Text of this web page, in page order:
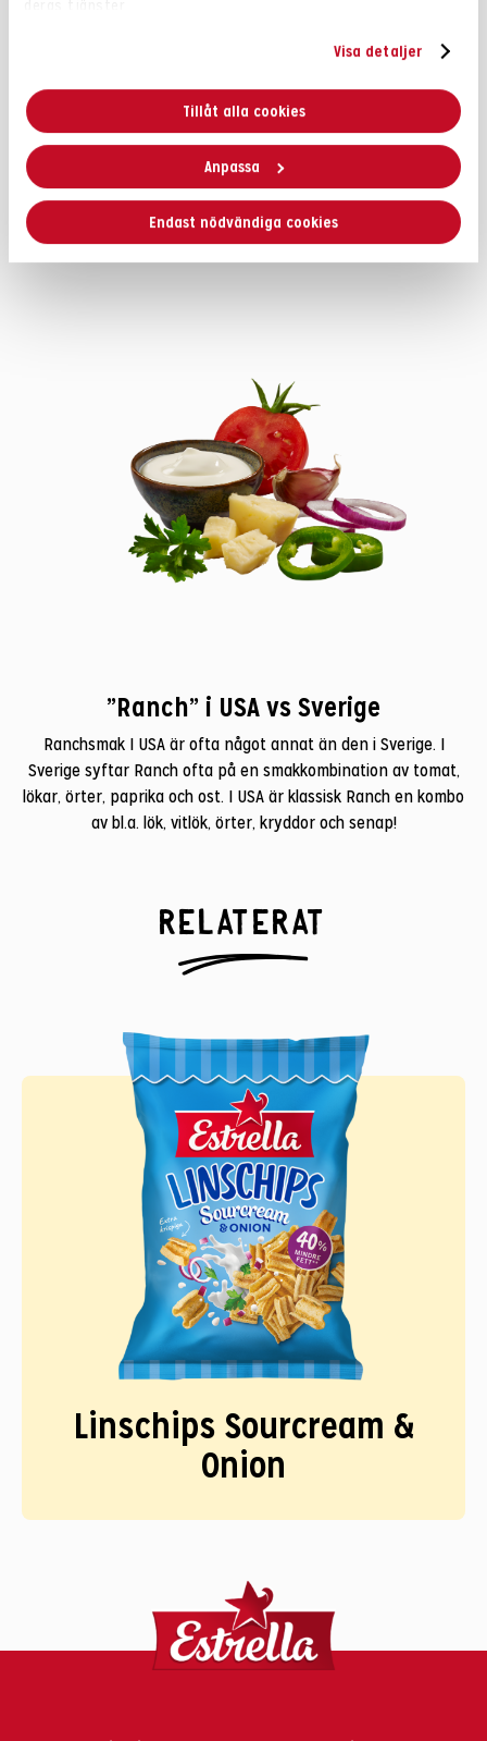
Visa detaljer
Tillåt alla cookies
Anpassa
Endast nödvändiga cookies
**Mindre fett. Ca 40% mindre fett än vanliga potatischips.
Bilden på framsidan är ett serveringsförslag.
Allergiinformation
Kan innehålla spar av MJÖLK och SOJA.
”Ranch” i USA vs Sverige
Ranchsmak I USA är ofta något annat än den i Sverige. I
Sverige syftar Ranch ofta på en smakkombination av tomat,
lökar, örter, paprika och ost. I USA är klassisk Ranch en kombo
av bl.a. lök, vitlök, örter, kryddor och senap!
Relaterat
Linschips Sourcream &
Onion